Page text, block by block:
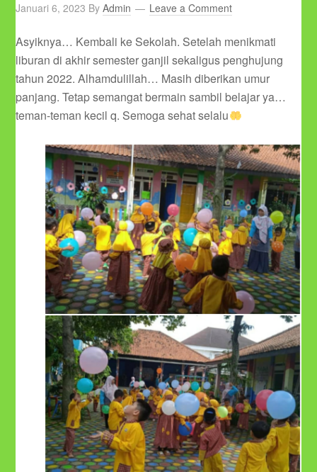
Januari 6, 2023 ByAdmin Leave a Comment
Asyiknya… Kembali ke Sekolah. Setelah menikmati
liburan di akhir semester ganjil sekaligus penghujung
tahun 2022. Alhamdulillah… Masih diberikan umur
panjang. Tetap semangat bermain sambil belajar ya…
teman-teman kecil q. Semoga sehat selalu